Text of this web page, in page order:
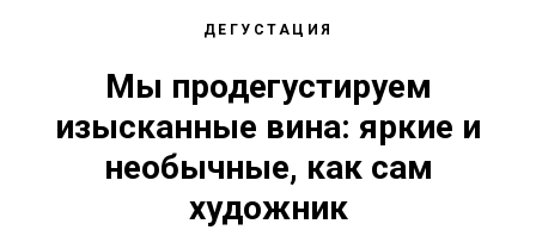
ДЕГУСТАЦИЯ
Мы продегустируем
изысканные вина: яркие и
необычные, как сам
художник